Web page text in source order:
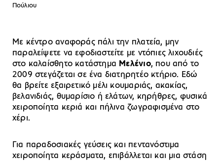
Πούλιου
Με κέντρο αναφοράς πάλι την πλατεία, μην
παραλείψετε να εφοδιαστείτε με ντόπιες λιχουδιές
στο καλαίσθητο κατάστημα Μελένιο, που από το
2009 στεγάζεται σε ένα διατηρητέο κτήριο. Εδώ
θα βρείτε εξαιρετικό μέλι κουμαριάς, ακακίας,
βελανιδιάς, θυμαρίσιο ή ελάτων, κηρήθρες, φυσικά
χειροποίητα κεριά και πήλινα ζωγραφισμένα στο
χέρι.
Για παραδοσιακές γεύσεις και πεντανόστιμα
χειροποίητα κεράσματα, επιβάλλεται και μια στάση